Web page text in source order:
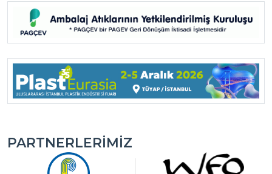
PARTNERLERIMIZ